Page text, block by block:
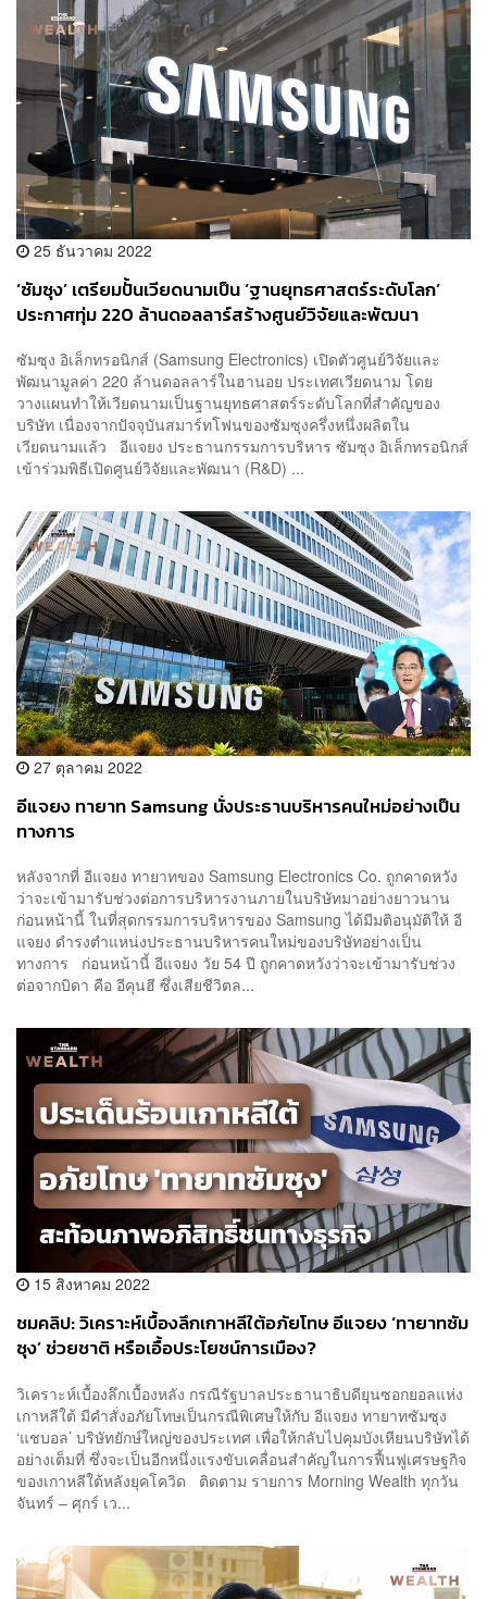
25 ธันวาคม 2022
‘ซัมซุง’ เตรียมปั้นเวียดนามเป็น ‘ฐานยุทธศาสตร์ระดับโลก’
ประกาศทุ่ม 220 ล้านดอลลาร์สร้างศูนย์วิจัยและพัฒนา
ซัมซุง อิเล็กทรอนิกส์ (Samsung Electronics) เปิดตัวศูนย์วิจัยและ
พัฒนามูลค่า 220 ล้านดอลลาร์ในฮานอย ประเทศเวียดนาม โดย
วางแผนทำให้เวียดนามเป็นฐานยุทธศาสตร์ระดับโลกที่สำคัญของ
บริษัท เนื่องจากปัจจุบันสมาร์ทโฟนของซัมซุงครึ่งหนึ่งผลิตใน
เวียดนามแล้ว อีแจยง ประธานกรรมการบริหาร ซัมซุง อิเล็กทรอนิกส์
เข้าร่วมพิธีเปิดศูนย์วิจัยและพัฒนา (R&D) ...
27 ตุลาคม 2022
อีแจยง ทายาท Samsung นั่งประธานบริหารคนใหม่อย่างเป็น
ทางการ
หลังจากที่ อีแจยง ทายาทของ Samsung Electronics Co. ถูกคาดหวัง
ว่าจะเข้ามารับช่วงต่อการบริหารงานภายในบริษัทมาอย่างยาวนาน
ก่อนหน้านี้ ในที่สุดกรรมการบริหารของ Samsung ได้มีมติอนุมัติให้ อี
แจยง ดำรงตำแหน่งประธานบริหารคนใหม่ของบริษัทอย่างเป็น
ทางการ ก่อนหน้านี้ อีแจยง วัย 54 ปี ถูกคาดหวังว่าจะเข้ามารับช่วง
ต่อจากบิดา คือ อีคุนฮี ซึ่งเสียชีวิตล...
15 สิงหาคม 2022
ชมคลิป: วิเคราะห์เบื้องลึกเกาหลีใต้อภัยโทษ อีแจยง ‘ทายาทซัม
ซุง’ ช่วยชาติ หรือเอื้อประโยชน์การเมือง?
วิเคราะห์เบื้องลึกเบื้องหลัง กรณีรัฐบาลประธานาธิบดียุนซอกยอลแห่ง
เกาหลีใต้ มีคำสั่งอภัยโทษเป็นกรณีพิเศษให้กับ อีแจยง ทายาทซัมซุง
‘แชบอล’ บริษัทยักษ์ใหญ่ของประเทศ เพื่อให้กลับไปคุมบังเหียนบริษัทได้
อย่างเต็มที่ ซึ่งจะเป็นอีกหนึ่งแรงขับเคลื่อนสำคัญในการฟื้นฟูเศรษฐกิจ
ของเกาหลีใต้หลังยุคโควิด ติดตาม รายการ Morning Wealth ทุกวัน
จันทร์ – ศุกร์ เว...